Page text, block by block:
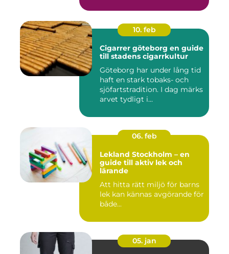
10. feb
Cigarrer göteborg en guide
till stadens cigarrkultur
Göteborg har under lång tid
haft en stark tobaks- och
sjöfartstradition. I dag märks
arvet tydligt i...
06. feb
Lekland Stockholm – en
guide till aktiv lek och
lärande
Att hitta rätt miljö för barns
lek kan kännas avgörande för
både...
05. jan